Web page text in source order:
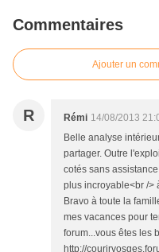
Commentaires
Ajouter un
R Rémi 14/08/2013
Belle analyse
partager. Outre
cotés sans
plus incroyable<br />
Bravo à toute la
mes vacances pour
forum...vous êtes les
http://